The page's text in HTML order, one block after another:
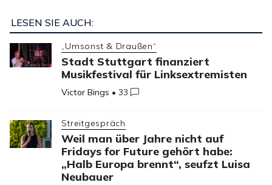
LESEN SIE AUCH:
„Umsonst & Draußen“
Stadt Stuttgart finanziert
Musikfestival für Linksextremisten
Victor Bings •33
Streitgespräch
Weil man über Jahre nicht auf
Fridays for Future gehört habe:
„Halb Europa brennt“, seufzt Luisa
Neubauer